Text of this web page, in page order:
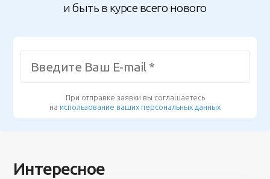
и быть в курсе всего нового
При отправке заявки вы соглашаетесь
на использование ваших персональных данных
Интересное